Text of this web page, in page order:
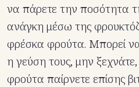
να πάρετε την ποσότητα
ανάγκη μέσω της
φρέσκα φρούτα. Μπορεί
η γεύση τους, μην
φρούτα παίρνετε επίσης